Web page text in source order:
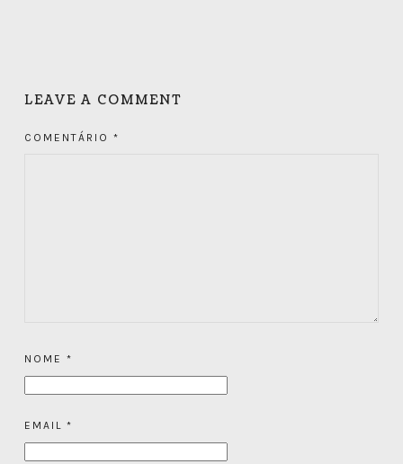
LEAVE A COMMENT
COMENTÁRIO *
NOME *
EMAIL *